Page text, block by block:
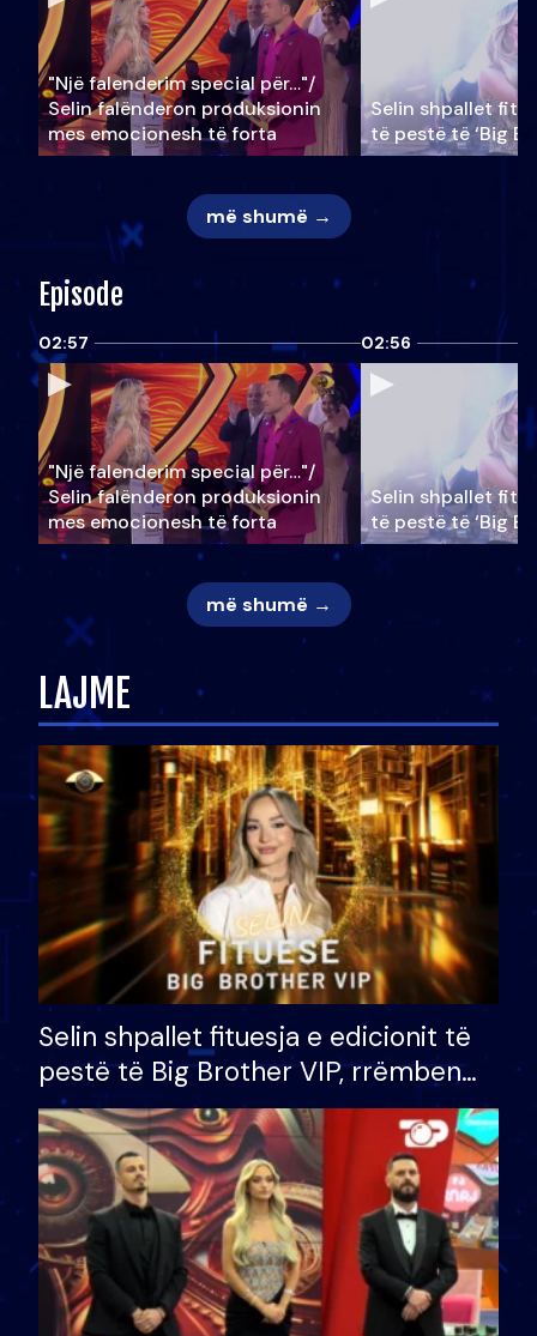
"Një falenderim special për…"/
Selin falënderon produksionin
mes emocionesh të forta
Selin shpallet
të pestë të ‘Big
më shumë →
Episode
02:57
"Një falenderim special për…"/
Selin falënderon produksionin
mes emocionesh të forta
02:56
Selin shpallet
të pestë të ‘Big
më shumë →
LAJME
Selin shpallet fituesja e edicionit të
pestë të Big Brother VIP, rrëmben
çmimin e madh prej 100 mijë eurosh